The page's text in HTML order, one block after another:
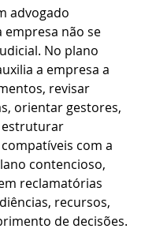
advogado
não se
No plano
a empresa a
revisar
orientar gestores,
estruturar
com a
contencioso,
reclamatórias
recursos,
de decisões.